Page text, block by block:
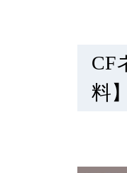
ブリースをしてほしいCF
料】